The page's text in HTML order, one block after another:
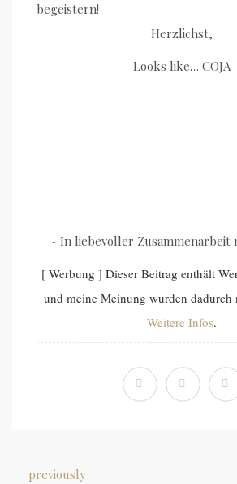
begeistern!
Herzlichst,
Looks like… COJA
~ In liebevoller Zusammenarbeit
[ Werbung ] Dieser Beitrag enthält
und meine Meinung wurden dadurch
Weitere Infos.
previously